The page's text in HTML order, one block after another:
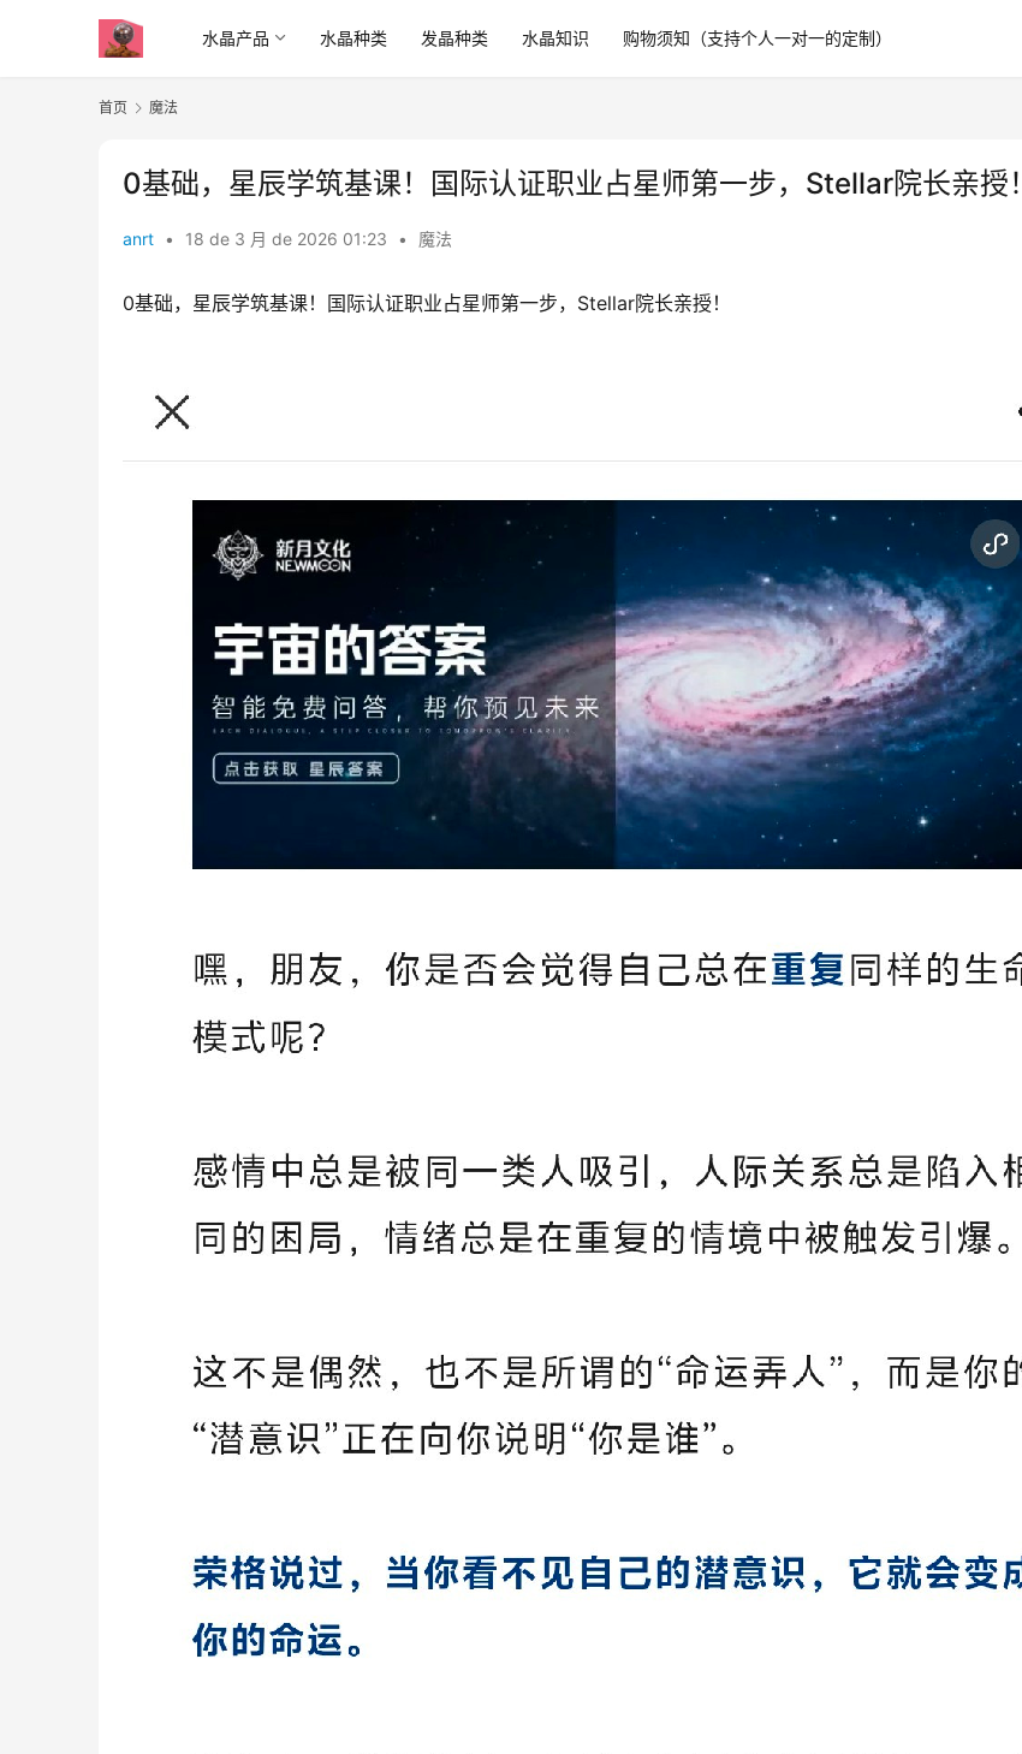
水晶产品 水晶种类 发晶种类 水晶知识 购物须知（支持个人一对一的定制）
首页 魔法
0基础，星辰学筑基课！国际认证职业占星师第一步，Stellar院长亲授！
anrt • 18 de 3 月 de 2026 01:23 • 魔法
0基础，星辰学筑基课！国际认证职业占星师第一步，Stellar院长亲授！